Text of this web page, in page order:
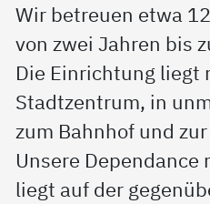
Wir betreuen etwa
von zwei Jahren bis
Die Einrichtung liegt
Stadtzentrum, in
zum Bahnhof und
Unsere Dependance
liegt auf der